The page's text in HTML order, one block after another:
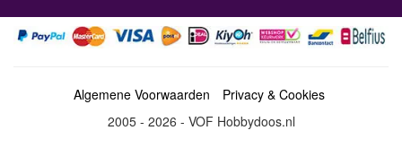
Algemene Voorwaarden
Privacy & Cookies
2005 - 2026 - VOF Hobbydoos.nl